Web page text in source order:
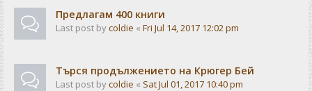
Предлагам 400 книги
Last post bycoldie « Fri Jul 14, 2017 12:02 pm
Търся продължението на Крюгер Бей
Last post bycoldie « Sat Jul 01, 2017 10:40 pm